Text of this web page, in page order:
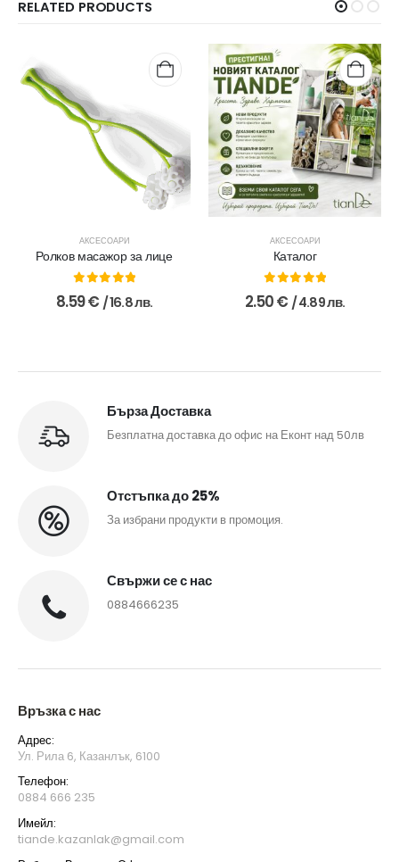
RELATED PRODUCTS
АКСЕСОАРИ
Ролков масажор за лице
0out of 5
8.59€ / 16.8 лв.
АКСЕСОАРИ
Каталог
0 out of 5
2.50€ / 4.89 лв.
Бърза Доставка
Безплатна доставка до офис на Еконт над 50лв
Отстъпка до 25%
За избрани продукти в промоция.
Свържи се с нас
0884666235
Връзка с нас
Адрес:
Ул. Рила 6, Казанлък, 6100
Телефон:
0884 666 235
Имейл:
tiande.kazanlak@gmail.com